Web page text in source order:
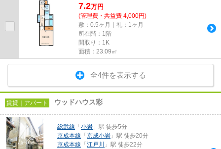
7.2万円
(管理費・共益費 4,000円)
敷：0.5ヶ月｜礼：1ヶ月
所在階：1階
間取り：1K
面積：23.09㎡
全4件を表示する
賃貸｜アパート ウッドハウス彩
総武線 「 小岩 」駅 徒歩5分
京成本線 「 京成小岩 」駅 徒歩20分
京成本線 「 江戸川
」駅 徒歩22分